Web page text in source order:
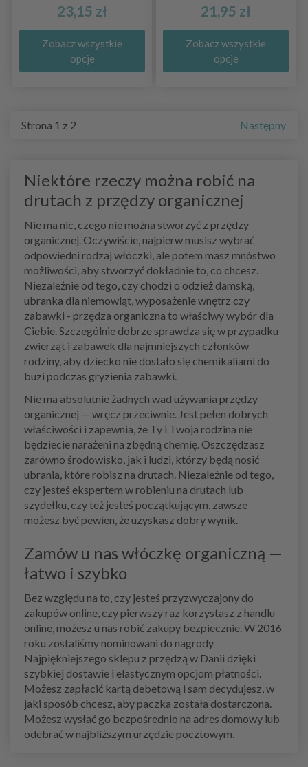
23,15 zł
Zobacz wszystkie
opcje
21,95 zł
Zobacz wszystkie
opcje
Strona 1 z 2 Następny
Niektóre rzeczy można robić na
drutach z przędzy organicznej
Nie ma nic, czego nie można stworzyć z przędzy
organicznej. Oczywiście, najpierw musisz wybrać
odpowiedni rodzaj włóczki, ale potem masz mnóstwo
możliwości, aby stworzyć dokładnie to, co chcesz.
Niezależnie od tego, czy chodzi o odzież damską,
ubranka dla niemowląt, wyposażenie wnętrz czy
zabawki - przędza organiczna to właściwy wybór dla
Ciebie. Szczególnie dobrze sprawdza się w przypadku
zwierząt i zabawek dla najmniejszych członków
rodziny, aby dziecko nie dostało się chemikaliami do
buzi podczas gryzienia zabawki.
Nie ma absolutnie żadnych wad używania przędzy
organicznej — wręcz przeciwnie. Jest pełen dobrych
właściwości i zapewnia, że Ty i Twoja rodzina nie
będziecie narażeni na zbędną chemię. Oszczędzasz
zarówno środowisko, jak i ludzi, którzy będą nosić
ubrania, które robisz na drutach. Niezależnie od tego,
czy jesteś ekspertem w robieniu na drutach lub
szydełku, czy też jesteś początkującym, zawsze
możesz być pewien, że uzyskasz dobry wynik.
Zamów u nas włóczkę organiczną —
łatwo i szybko
Bez względu na to, czy jesteś przyzwyczajony do
zakupów online, czy pierwszy raz korzystasz z handlu
online, możesz u nas robić zakupy bezpiecznie. W 2016
roku zostaliśmy nominowani do nagrody
Najpiękniejszego sklepu z przędzą w Danii dzięki
szybkiej dostawie i elastycznym opcjom płatności.
Możesz zapłacić kartą debetową i sam decydujesz, w
jaki sposób chcesz, aby paczka została dostarczona.
Możesz wysłać go bezpośrednio na adres domowy lub
odebrać w najbliższym urzędzie pocztowym.